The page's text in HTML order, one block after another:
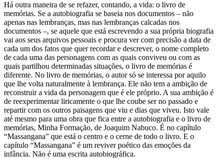
Há outra maneira de se refazer, contando, a vida: o livro de
memórias. Se a autobiografia se baseia nos documentos – não
apenas nas lembranças, mas nas lembranças calcadas nos
documentos –, se aquele que está escrevendo a sua própria biografia
vai aos seus arquivos pessoais e procura ver com precisão a data de
cada um dos fatos que quer recordar e descrever, o nome completo
de cada uma das personagens com as quais conviveu ou com as
quais partilhou determinadas situações, o livro de memórias é
diferente. No livro de memórias, o autor só se interessa por aquilo
que lhe volta naturalmente à lembrança. Ele não tem a ambição de
reconstruir a vida da personagem que é ele próprio. A sua ambição é
de reexperimentar liricamente o que lhe coube ser no passado e
repartir com os outros paisagens que viu e dias que viveu. Isto vale
até mesmo para uma obra que fica entre a autobiografia e o livro de
memórias, Minha Formação, de Joaquim Nabuco. É no capítulo
“Massangana” que está o centro e o cerne de todo o livro. E o
capítulo “Massangana” é um reviver poético das emoções da
infância. Não é uma escrita autobiográfica.